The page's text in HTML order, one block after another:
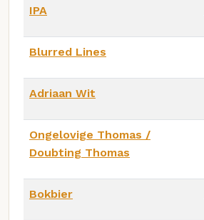
IPA
Blurred Lines
Adriaan Wit
Ongelovige Thomas /
Doubting Thomas
Bokbier